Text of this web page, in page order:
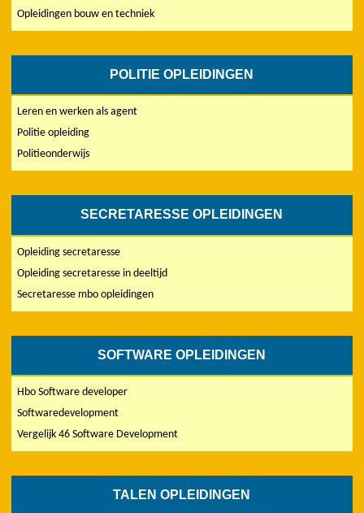
Opleidingen bouw en techniek
POLITIE OPLEIDINGEN
Leren en werken als agent
Politie opleiding
Politieonderwijs
SECRETARESSE OPLEIDINGEN
Opleiding secretaresse
Opleiding secretaresse in deeltijd
Secretaresse mbo opleidingen
SOFTWARE OPLEIDINGEN
Hbo Software developer
Softwaredevelopment
Vergelijk 46 Software Development
TALEN OPLEIDINGEN